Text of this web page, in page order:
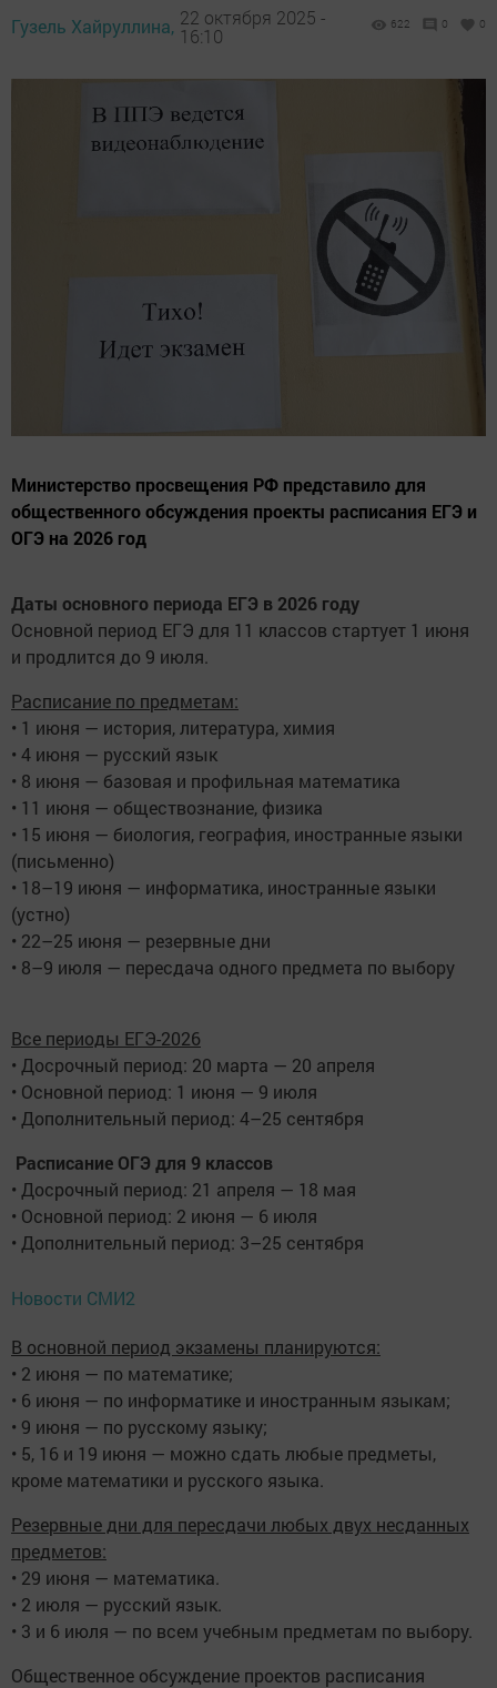
Гузель Хайруллина, 22 октября 2025 -
16:10
622 0 0
Министерство просвещения РФ представило для
общественного обсуждения проекты расписания ЕГЭ и
ОГЭ на 2026 год
Даты основного периода ЕГЭ в 2026 году
Основной период ЕГЭ для 11 классов стартует 1 июня
и продлится до 9 июля.
Расписание по предметам:
• 1 июня — история, литература, химия
• 4 июня — русский язык
• 8 июня — базовая и профильная математика
• 11 июня — обществознание, физика
• 15 июня — биология, география, иностранные языки
(письменно)
• 18–19 июня — информатика, иностранные языки
(устно)
• 22–25 июня — резервные дни
• 8–9 июля — пересдача одного предмета по выбору
Все периоды ЕГЭ-2026
• Досрочный период: 20 марта — 20 апреля
• Основной период: 1 июня — 9 июля
• Дополнительный период: 4–25 сентября
Расписание ОГЭ для 9 классов
• Досрочный период: 21 апреля — 18 мая
• Основной период: 2 июня — 6 июля
• Дополнительный период: 3–25 сентября
Новости СМИ2
В основной период экзамены планируются:
• 2 июня — по математике;
• 6 июня — по информатике и иностранным языкам;
• 9 июня — по русскому языку;
• 5, 16 и 19 июня — можно сдать любые предметы,
кроме математики и русского языка.
Резервные дни для пересдачи любых двух несданных
предметов:
• 29 июня — математика.
• 2 июля — русский язык.
• 3 и 6 июля — по всем учебным предметам по выбору.
Общественное обсуждение проектов расписания